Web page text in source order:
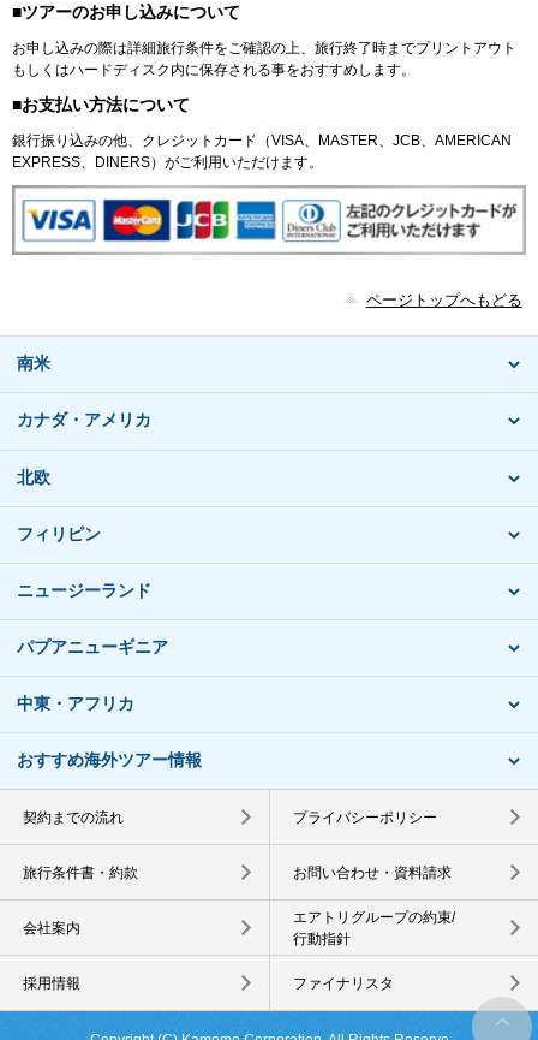
■ツアーのお申し込みについて
お申し込みの際は詳細旅行条件をご確認の上、旅行終了時までプリントアウト
もしくはハードディスク内に保存される事をおすすめします。
■お支払い方法について
銀行振り込みの他、クレジットカード（VISA、MASTER、JCB、AMERICAN
EXPRESS、DINERS）がご利用いただけます。
ページトップへもどる
南米
カナダ・アメリカ
北欧
フィリピン
ニュージーランド
パプアニューギニア
中東・アフリカ
おすすめ海外ツアー情報
契約までの流れ プライバシーポリシー
旅行条件書・約款 お問い合わせ・資料請求
会社案内
エアトリグループの約束/
行動指針
採用情報 ファイナリスタ